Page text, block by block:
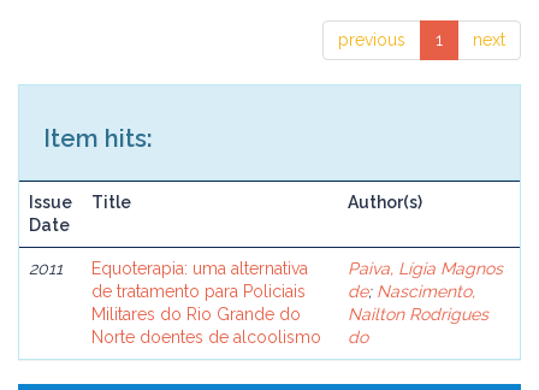
previous 1 next
Item hits:
Issue
Date
Title Author(s)
2011
Equoterapia: uma alternativa
de tratamento para Policiais
Militares do Rio Grande do
Norte doentes de alcoolismo
Paiva, Lígia Magnos
de; Nascimento,
Nailton Rodrigues
do